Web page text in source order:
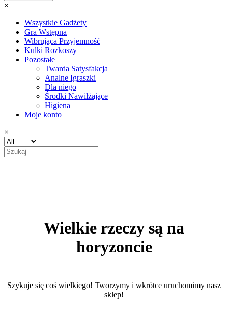
×
Wszystkie Gadżety
Gra Wstępna
Wibrująca Przyjemność
Kulki Rozkoszy
Pozostałe
Twarda Satysfakcja
Analne Igraszki
Dla niego
Środki Nawilżające
Higiena
Moje konto
×
Wielkie rzeczy są na
horyzoncie
Szykuje się coś wielkiego! Tworzymy i wkrótce uruchomimy nasz
sklep!